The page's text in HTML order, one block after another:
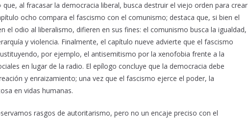
que, al fracasar la democracia liberal, busca destruir el viejo orden para crear
ocho compara el fascismo con el comunismo; destaca que, si bien el
el odio al liberalismo, difieren en sus fines: el comunismo busca la igualdad,
y violencia. Finalmente, el capítulo nueve advierte que el fascismo
por ejemplo, el antisemitismo por la xenofobia frente a la
en lugar de la radio. El epílogo concluye que la democracia debe
y enraizamiento; una vez que el fascismo ejerce el poder, la
en vidas humanas.
rasgos de autoritarismo, pero no un encaje preciso con el